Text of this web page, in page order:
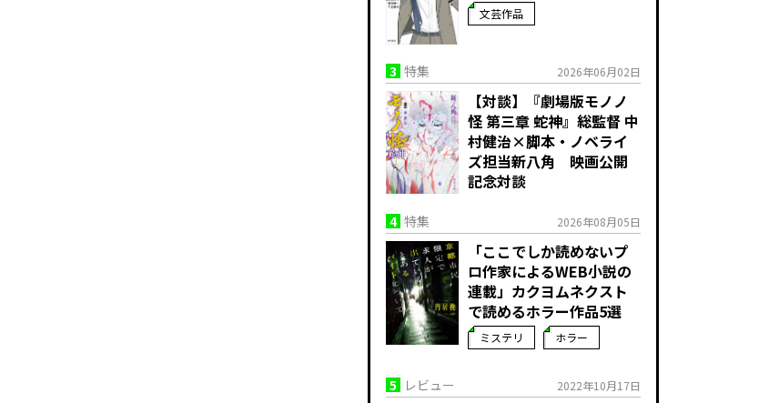
文芸作品
3 特集 2026年06月02日
【対談】『劇場版モノノ
怪 第三章 蛇神』総監督 中
村健治×脚本・ノベライ
ズ担当新八角 映画公開
記念対談
4 特集 2026年08月05日
「ここでしか読めないプ
ロ作家によるWEB小説の
連載」――カクヨムネクスト
で読めるホラー作品5選
ミステリ ホラー
5 レビュー 2022年10月17日